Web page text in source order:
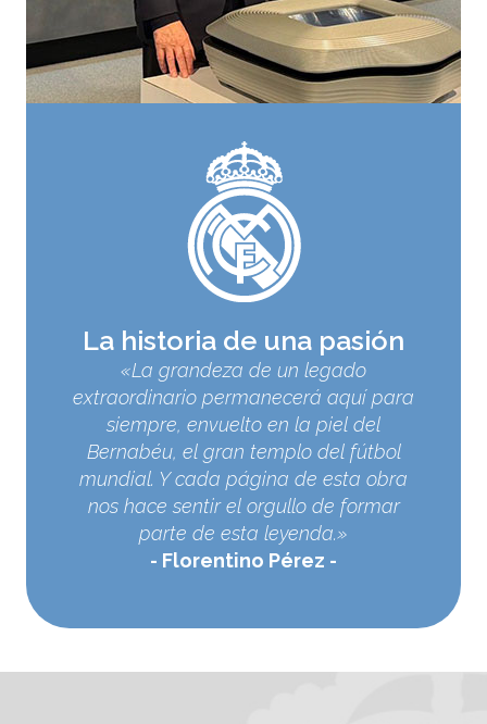
La historia de una pasión
«La grandeza de un legado
extraordinario permanecerá aquí para
siempre, envuelto en la piel del
Bernabéu, el gran templo del fútbol
mundial. Y cada página de esta obra
nos hace sentir el orgullo de formar
parte de esta leyenda.»
Florentino Pérez